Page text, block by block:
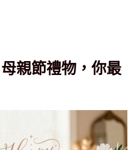
親節禮物，你最